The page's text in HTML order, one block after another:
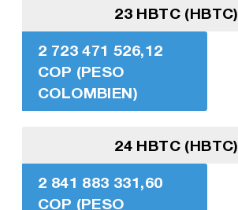
23 HBTC (HBTC)
2 723 471 526,12
COP (PESO
COLOMBIEN)
24 HBTC (HBTC)
2 841 883 331,60
COP (PESO